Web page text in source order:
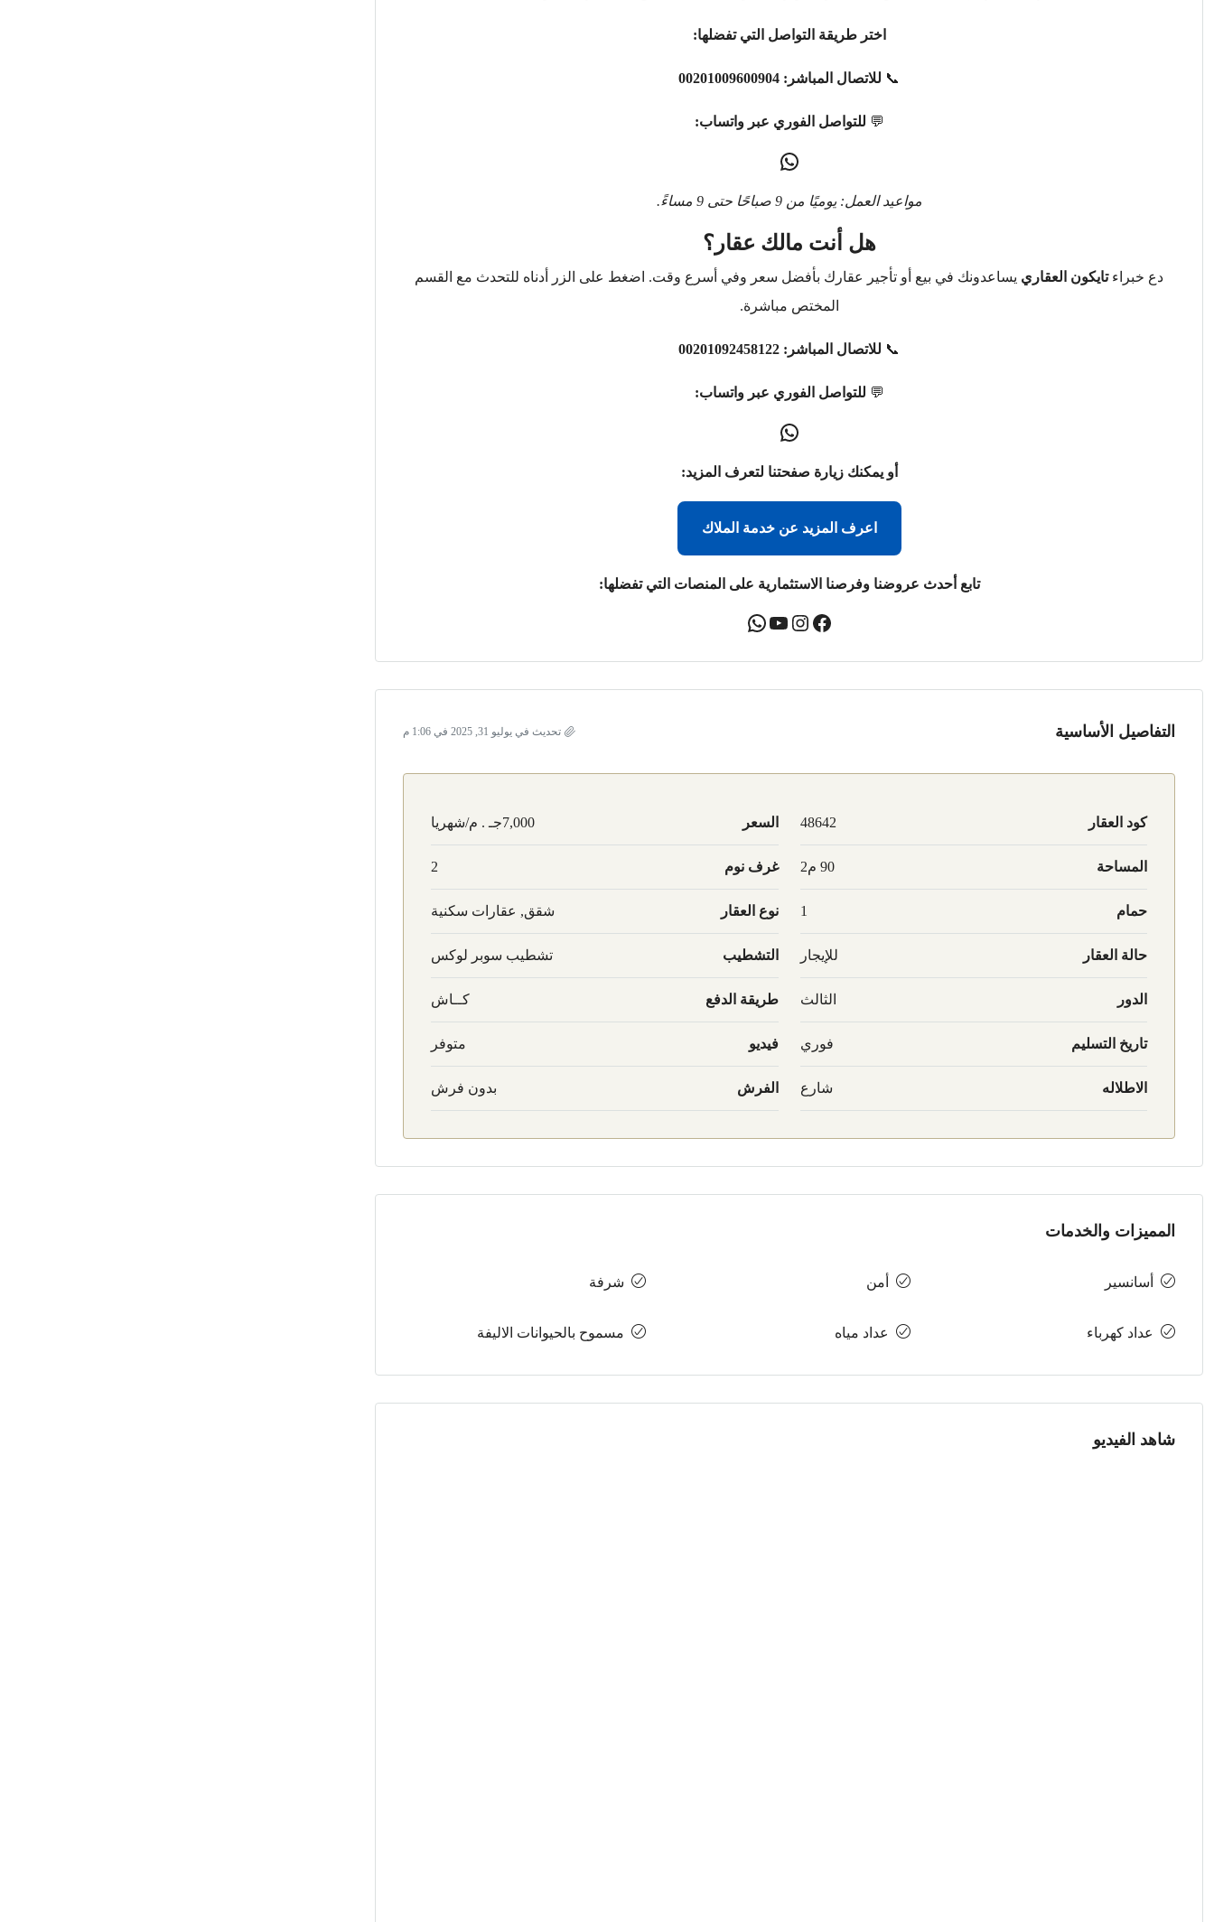
اختر طريقة التواصل التي تفضلها:
📞 للاتصال المباشر: 00201009600904
💬 للتواصل الفوري عبر واتساب:
مواعيد العمل: يوميًا من 9 صباحًا حتى 9 مساءً.
هل أنت مالك عقار؟
دع خبراءتايكون العقاري يساعدونك في بيع أو تأجير عقارك بأفضل سعر وفي أسرع وقت. اضغط على الزر أدناه للتحدث مع القسم
المختص مباشرة.
📞 للاتصال المباشر: 00201092458122
💬 للتواصل الفوري عبر واتساب:
أو يمكنك زيارة صفحتنا لتعرف المزيد:
اعرف المزيد عن خدمة الملاك
تابع أحدث عروضنا وفرصنا الاستثمارية على المنصات التي تفضلها:
التفاصيل الأساسية تحديث في يوليو 31, 2025 في 1:06 م
كود العقار 48642 السعر 7,000جـ . م/شهريا
المساحة 90 م2 غرف نوم 2
حمام 1 نوع العقار شقق, عقارات سكنية
حالة العقار للإيجار التشطيب تشطيب سوبر لوكس
الدور الثالث طريقة الدفع كــاش
تاريخ التسليم فوري فيديو متوفر
الاطلاله شارع الفرش بدون فرش
المميزات والخدمات
أسانسير أمن شرفة
عداد كهرباء عداد مياه مسموح بالحيوانات الاليفة
شاهد الفيديو